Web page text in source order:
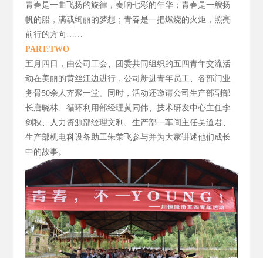
青春是一曲飞扬的旋律， 奏响七彩的年华；青春是一艘扬
帆的船，满载绚丽的梦想；青春是一把燃烧的火炬，照亮
前行的方向……
PART:TWO
五月四日，由公司工会、团委共同组织的五四青年交流活
动在美丽的黄丝江边进行，公司新进青年员工、各部门业
务骨50余人齐聚一堂。同时，活动还邀请公司生产部副部
长唐晓林、循环利用部经理黄同伟、技术研发中心主任李
剑秋、人力资源部经理文利、生产部一车间主任吴道君、
生产部机电科设备助工朱荣飞参与并为大家讲述他们成长
中的故事。